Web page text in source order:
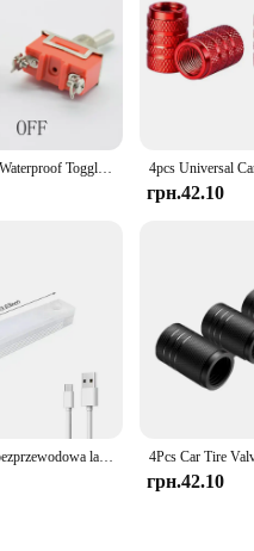
Stainless Steel Waterproof Toggle Swith 12V Heavy Duty Toggle Flick Switch ON OFF ON Car Metal SPDT SPST P0.05 15A 250V Terminal
грн.42.10
nocne światła bezprzewodowa lampa LED z czujnikiem ruchu USB akumulator magnetyczny do garderoby szafa kuchenna żarówka z czujnikiem rurowym
грн.42.10